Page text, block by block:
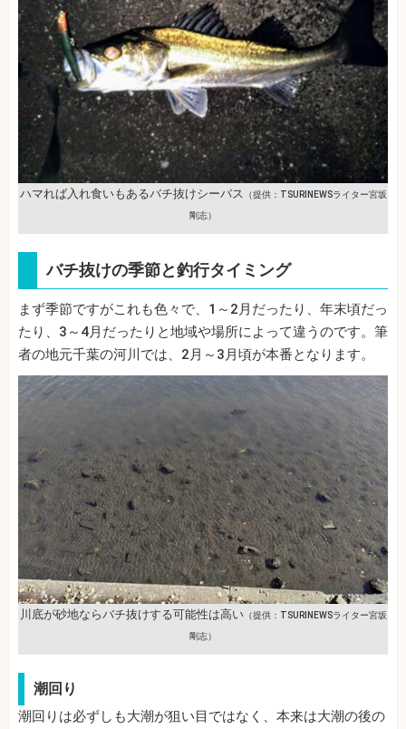
ハマれば入れ食いもあるバチ抜けシーバス （提供：TSURINEWSライター宮坂
剛志）
バチ抜けの季節と釣行タイミング
まず季節ですがこれも色々で、1～2月だったり、年末頃だっ
たり、3～4月だったりと地域や場所によって違うのです。筆
者の地元千葉の河川では、2月～3月頃が本番となります。
川底が砂地ならバチ抜けする可能性は高い（提供：TSURINEWSライター宮坂
剛志）
潮回り
潮回りは必ずしも大潮が狙い目ではなく、本来は大潮の後の